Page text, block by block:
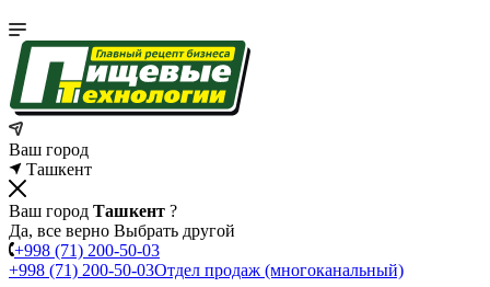
Ваш город
Ташкент
Ваш город Ташкент ?
Да, все верно Выбрать другой
+998 (71) 200-50-03
+998 (71) 200-50-03Отдел продаж (многоканальный)